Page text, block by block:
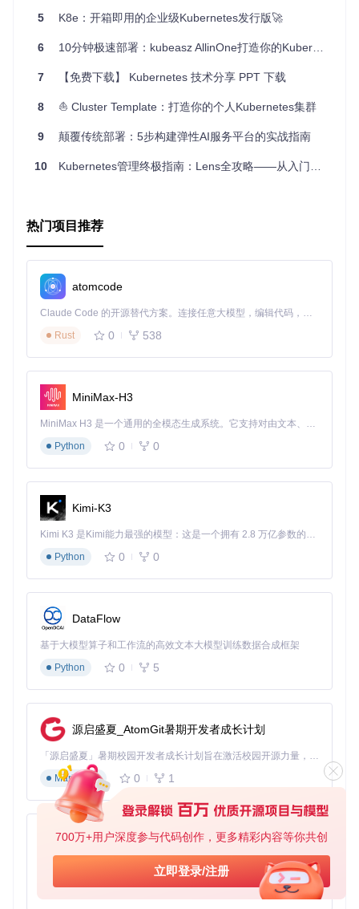
700万+用户深度参与代码创作，更多精彩内容等你共创
立即登录/注册
完整：从基础环境准备到集群调试，每个环节都有详细的步
实践导向：以实际操作为主，理论与实战相结合。
安全性：强调安全性的设置，如使用自签名证书和高可用的
持续更新：跟随最新的K8s版本更新，确保信息的时效性。
如果你渴望亲手构建一个Kubernetes集群，或者想深入了解K
5 K8e：开箱即用的企业级Kubernetes发行版🚀
6 10分钟极速部署：kubeasz AllinOne打造你的Kubernetes测试集群
7 【免费下载】 Kubernetes 技术分享 PPT 下载
8 ⛵ Cluster Template：打造你的个人Kubernetes集群
9 颠覆传统部署：5步构建弹性AI服务平台的实战指南
10 Kubernetes管理终极指南：Lens全攻略——从入门到精通的集群管理利器
热门项目推荐
atomcode
Claude Code 的开源替代方案。连接任意大模型，编辑代码，运行命令，自动验证 — 全自动执行。用 Rust 构建，极致性能。 ｜ An open-source alternative to Claude Code. Connect any LLM, edit code, run commands, and verify changes — autonomously. Built in Rust for speed. Get Started
Rust
0 538
MiniMax-H3
MiniMax H3 是一个通用的全模态生成系统。它支持对由文本、图像、视频和音频组成的多模态上下文进行统一理解，并能生成分辨率高达 2K、时长可达 15 秒的带原生立体声音频的视频。得益于面向任务泛化的系统设计，H3 在预训练阶段就已具备广泛的多模态上下文理解与生成能力，能够出色地执行复杂的多模态指令。
Python
0 0
Kimi-K3
Kimi K3 是Kimi能力最强的模型：这是一个拥有 2.8 万亿参数的混合专家（MoE）模型，具备原生视觉理解能力，并支持 100 万 token 的上下文窗口。
Python
0 0
DataFlow
基于大模型算子和工作流的高效文本大模型训练数据合成框架
Python
0 5
源启盛夏_AtomGit暑期开发者成长计划
「源启盛夏」暑期校园开发者成长计划旨在激活校园开源力量，通过积分激励、认证扶持、资源倾斜等形式，引导高校组织和开发者完成「入驻 — 建项目 — 做贡献 — 获认证 — 得资源」的完整闭环。无论你是想带领社团入驻平台的组织者，还是希望用代码贡献证明自己的开发者，都能在这里找到属于你的成长路径。
Markdown
0 1
py-xiaozhi
基于Python的Xiaozhi AI，适用于想要完整Xiaozhi体验而无需拥有专用硬件的用户。
Python
0 1